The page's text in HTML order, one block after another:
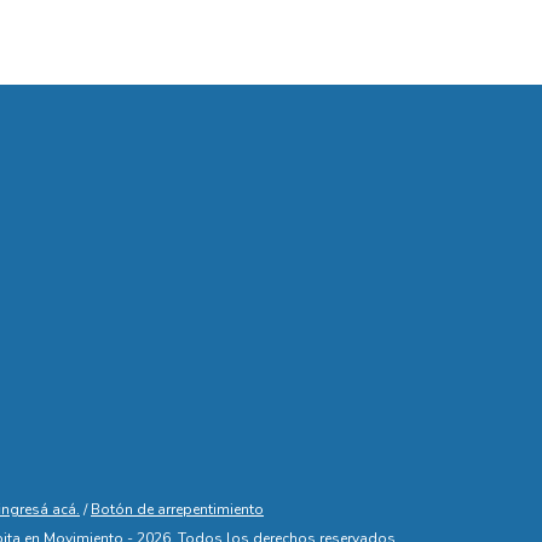
ingresá acá. / Botón de arrepentimiento